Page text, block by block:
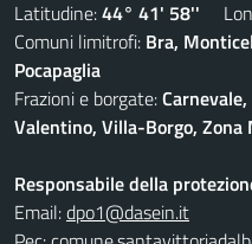
Latitudine:44° 41' 58''
Comuni limitrofi: Bra,
Pocapaglia
Frazioni e borgate:
Valentino, Villa-Borgo, Zona
Responsabile della
Email:dpo1@dasein.it